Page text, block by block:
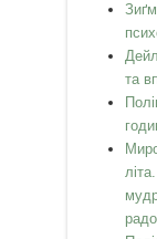
та